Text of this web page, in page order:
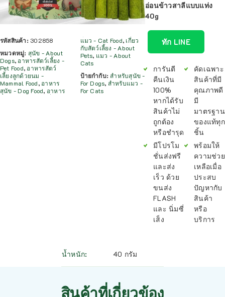
รหัสสินค้า: 302858
หมวดหมู่: สุนัข - About
Dogs, อาหารสัตว์เลี้ยง -
Pet Food, อาหารสัตว์
เลี้ยงลูกด้วยนม -
Mammal Food, อาหาร
สุนัข - Dog Food, อาหาร
แมว - Cat Food, เกี่ยว
กับสัตว์เลี้ยง - About
Pets, แมว - About
Cats
ป้ายกำกับ:สำหรับสุนัข -
For Dogs, สำหรับแมว -
For Cats
อ่อนข้าวสาลีแบบแท่ง
40g
ทัก LINE
การันตี
คืนเงิน
100%
หากได้รับ
สินค้าไม่
ถูกต้อง
หรือชำรุด
มีโปรโม
ชั่นส่งฟรี
และส่ง
เร็ว ด้วย
ขนส่ง
FLASH
และ นิ่มซี่
เส็ง
คัดเฉพาะ
สินค้าที่มี
คุณภาพดี
มี
มาตรฐาน
ของแท้ทุก
ชิ้น
พร้อมให้
ความช่วย
เหลือเมื่อ
ประสบ
ปัญหากับ
สินค้า
หรือ
บริการ
น้ำหนัก 40 กรัม
สินค้าที่เกี่ยวข้อง